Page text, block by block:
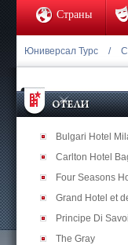
Страны
Юниверсал Турс /
Bulgari Hotel
Carlton Hotel
Four Seasons
Grand Hotel et
Principe Di
The Gray